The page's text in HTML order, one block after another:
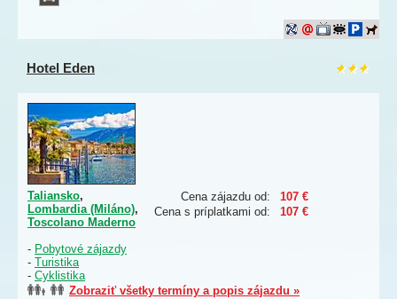
Hotel Eden
Cena zájazdu od:
107 €
Cena s príplatkami od:
107 €
Taliansko,
Lombardia (Miláno),
Toscolano Maderno
- Pobytové zájazdy
- Turistika
- Cyklistika
Zobraziť všetky termíny a popis zájazdu »